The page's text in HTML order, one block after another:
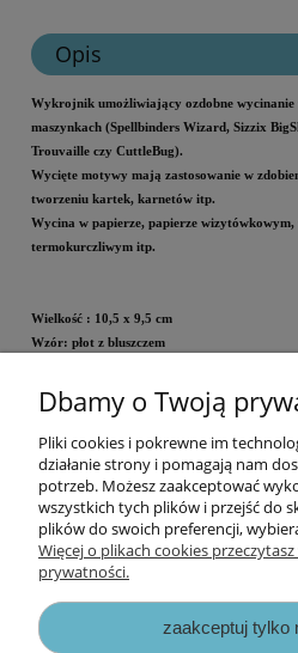
Opis
Wykrojnik umożliwiający ozdobne wycinanie
maszynkach (Spellbinders Wizard, Sizzix
Trouvaille czy CuttleBug).
Wycięte motywy mają zastosowanie w
tworzeniu kartek, karnetów itp.
Wycina w papierze, papierze
termokurczliwym itp.
Wielkość : 10,5 x 9,5 cm
Wzór: płot z bluszczem
Cena za opakowanie
Opłaty i koszty
Zapisy
Dbamy o Twoją
Pliki cookies i pokrewne im
działanie strony i pomagają nam
potrzeb. Możesz zaakceptować
wszystkich tych plików i przejść do
plików do swoich preferencji,
Więcej o plikach cookies
prywatności.
zaakceptuj tylko